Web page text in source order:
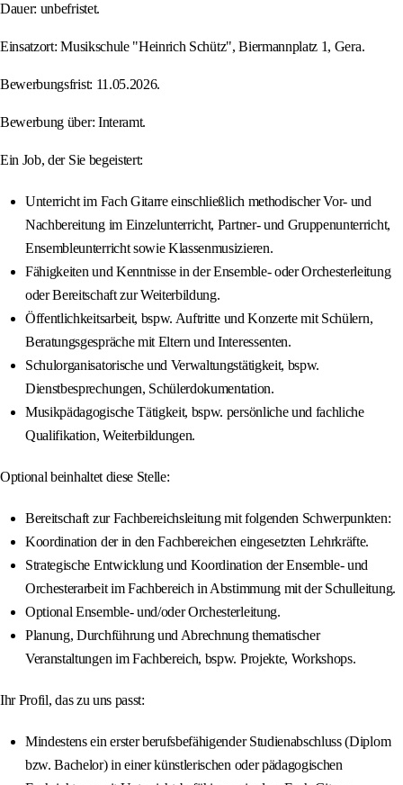
Dauer: unbefristet.
Einsatzort: Musikschule "Heinrich Schütz", Biermannplatz 1, Gera.
Bewerbungsfrist: 11.05.2026.
Bewerbung über: Interamt.
Ein Job, der Sie begeistert:
Unterricht im Fach Gitarre einschließlich methodischer Vor- und
Nachbereitung im Einzelunterricht, Partner- und Gruppenunterricht,
Ensembleunterricht sowie Klassenmusizieren.
Fähigkeiten und Kenntnisse in der Ensemble- oder Orchesterleitung
oder Bereitschaft zur Weiterbildung.
Öffentlichkeitsarbeit, bspw. Auftritte und Konzerte mit Schülern,
Beratungsgespräche mit Eltern und Interessenten.
Schulorganisatorische und Verwaltungstätigkeit, bspw.
Dienstbesprechungen, Schülerdokumentation.
Musikpädagogische Tätigkeit, bspw. persönliche und fachliche
Qualifikation, Weiterbildungen.
Optional beinhaltet diese Stelle:
Bereitschaft zur Fachbereichsleitung mit folgenden Schwerpunkten:
Koordination der in den Fachbereichen eingesetzten Lehrkräfte.
Strategische Entwicklung und Koordination der Ensemble- und
Orchesterarbeit im Fachbereich in Abstimmung mit der Schulleitung.
Optional Ensemble- und/oder Orchesterleitung.
Planung, Durchführung und Abrechnung thematischer
Veranstaltungen im Fachbereich, bspw. Projekte, Workshops.
Ihr Profil, das zu uns passt:
Mindestens ein erster berufsbefähigender Studienabschluss (Diplom
bzw. Bachelor) in einer künstlerischen oder pädagogischen